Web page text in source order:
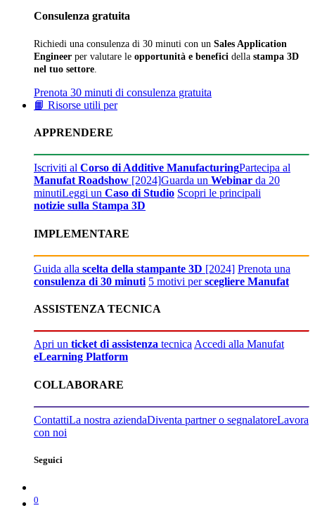
Consulenza gratuita
Richiedi una consulenza di 30 minuti con un Sales Application
Engineer per valutare le opportunità e benefici della stampa 3D
nel tuo settore
Prenota 30 minuti di consulenza gratuita
📙 Risorse utili per
APPRENDERE
Iscriviti al Corso di Additive ManufacturingPartecipa al
Manufat Roadshow [2024]Guarda un Webinar da 20
minutiLeggi un Caso di Studio Scopri le principali
notizie sulla Stampa 3D
IMPLEMENTARE
Guida alla scelta della stampante 3D [2024] Prenota una
consulenza di 30 minuti 5 motivi perscegliere Manufat
ASSISTENZA TECNICA
Apri un ticket di assistenza tecnicaAccedi alla Manufat
eLearning Platform
COLLABORARE
ContattiLa nostra aziendaDiventa partner o segnalatoreLavora
con noi
Seguici
0